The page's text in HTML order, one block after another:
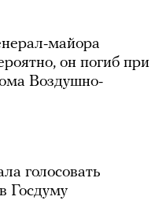
майора
он погиб при
Воздушно-
голосовать
Госдуму